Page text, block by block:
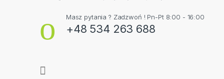
Masz pytania ? Zadzwoń ! Pn-Pt 8:00 - 16:00
+48 534 263 688